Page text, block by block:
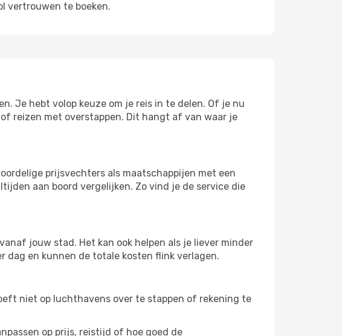
vertrouwen te boeken.
Je hebt volop keuze om je reis in te delen. Of je nu
reizen met overstappen. Dit hangt af van waar je
prijsvechters als maatschappijen met een
aan boord vergelijken. Zo vind je de service die
jouw stad. Het kan ook helpen als je liever minder
dag en kunnen de totale kosten flink verlagen.
niet op luchthavens over te stappen of rekening te
op prijs, reistijd of hoe goed de